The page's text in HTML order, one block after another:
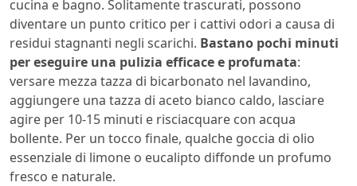
cucina e bagno. Solitamente trascurati, possono
diventare un punto critico per i cattivi odori a causa di
residui stagnanti negli scarichi. Bastano pochi minuti
per eseguire una pulizia efficace e profumata:
versare mezza tazza di bicarbonato nel lavandino,
aggiungere una tazza di aceto bianco caldo, lasciare
agire per 10-15 minuti e risciacquare con acqua
bollente. Per un tocco finale, qualche goccia di olio
essenziale di limone o eucalipto diffonde un profumo
fresco e naturale.